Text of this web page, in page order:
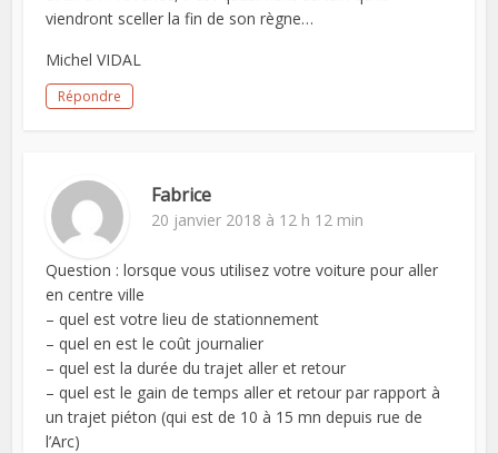
viendront sceller la fin de son règne…
Michel VIDAL
Répondre
Fabrice
20 janvier 2018 à 12 h 12 min
Question : lorsque vous utilisez votre voiture pour aller
en centre ville
– quel est votre lieu de stationnement
– quel en est le coût journalier
– quel est la durée du trajet aller et retour
– quel est le gain de temps aller et retour par rapport à
un trajet piéton (qui est de 10 à 15 mn depuis rue de
l’Arc)